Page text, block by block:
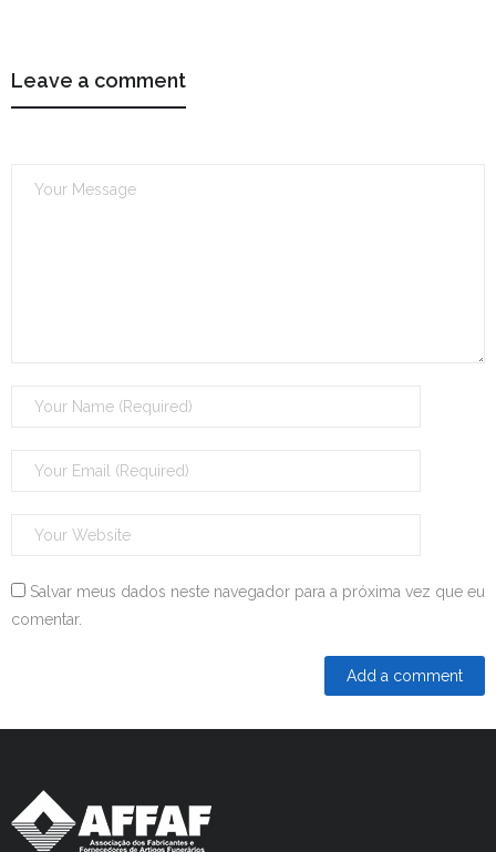
Leave a comment
Salvar meus dados neste navegador para a próxima vez que eu
comentar.